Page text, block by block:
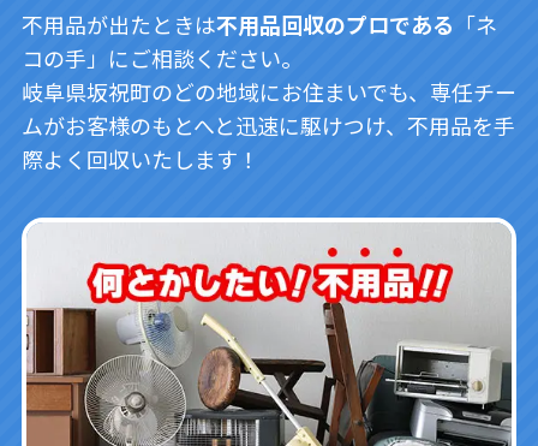
不用品が出たときは不用品回収のプロである 「ネ
コの手」にご相談ください。
岐阜県坂祝町のどの地域にお住まいでも、専任チー
ムがお客様のもとへと迅速に駆けつけ、不用品を手
際よく回収いたします！